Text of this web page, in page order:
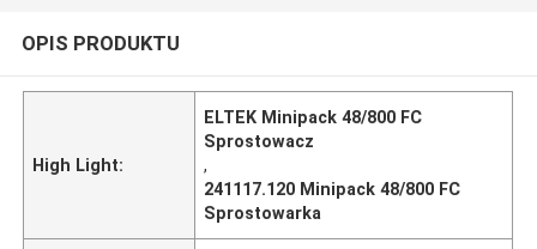
OPIS PRODUKTU
High Light:
ELTEK Minipack 48/800 FC
Sprostowacz
,
241117.120 Minipack 48/800 FC
Sprostowarka